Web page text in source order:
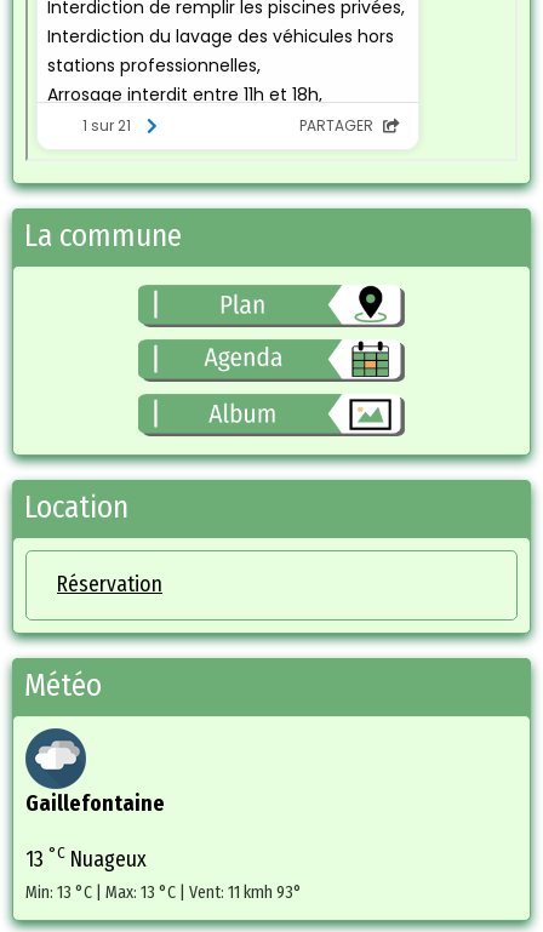
La commune
Location
Réservation
Météo
Gaillefontaine
13 °C Nuageux
Min: 13 °C | Max: 13 °C | Vent: 11 kmh 93°